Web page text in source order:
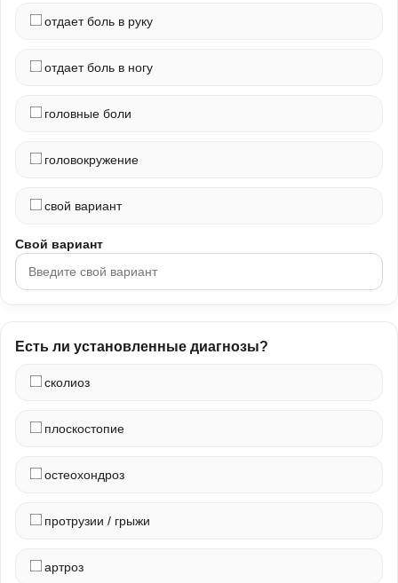
отдает боль в руку
отдает боль в ногу
головные боли
головокружение
свой вариант
Свой вариант
Есть ли установленные диагнозы?
сколиоз
плоскостопие
остеохондроз
протрузии / грыжи
артроз